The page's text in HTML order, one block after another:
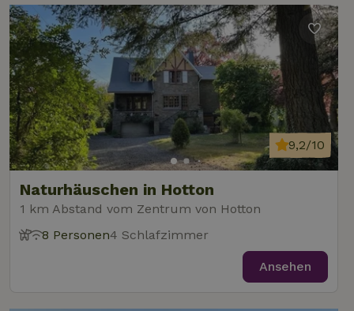
Naturhäuschen in Hotton
1 km Abstand vom Zentrum von Hotton
9,2/10
8 Personen4 Schlafzimmer
Ansehen